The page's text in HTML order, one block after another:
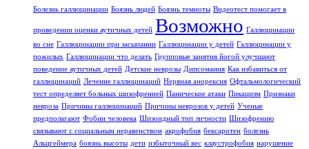
Болезнь галлюцинации Боязнь людей Боязнь темноты Видеотест помогает в
проведении оценки аутичных детей Возможно Галлюцинации
во сне Галлюцинации при засыпании Галлюцинации у детей Галлюцинации у
пожилых Галлюцинации что делать Групповые занятия йогой улучшают
поведение аутичных детей Детские неврозы Дипсомания Как избавиться от
галлюцинаций Лечение галлюцинаций Нервная анорексия Офтальмологический
тест определяет больных шизофренией Панические атаки Пикацизм Признаки
невроза Причины галлюцинаций Причины неврозов у детей Ученые
предполагают Фобии человека Шизоидный тип личности Шизофрению
связывают с социальным неравенством акрофобия бексаротен болезнь
Альцгеймера боязнь высоты дети избыточный вес клаустрофобия нарушение